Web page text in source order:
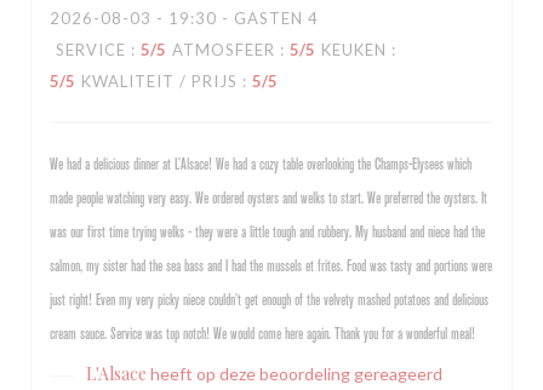
2026-08-03 - 19:30 - GASTEN 4
SERVICE : 5/5 ATMOSFEER : 5/5 KEUKEN :
5/5 KWALITEIT / PRIJS : 5/5
We had a delicious dinner at L’Alsace! We had a cozy table overlooking the Champs-Elysees which
made people watching very easy. We ordered oysters and welks to start. We preferred the oysters. It
was our first time trying welks - they were a little tough and rubbery. My husband and niece had the
salmon, my sister had the sea bass and I had the mussels et frites. Food was tasty and portions were
just right! Even my very picky niece couldn’t get enough of the velvety mashed potatoes and delicious
cream sauce. Service was top notch! We would come here again. Thank you for a wonderful meal!
L'Alsace heeft op deze beoordeling gereageerd